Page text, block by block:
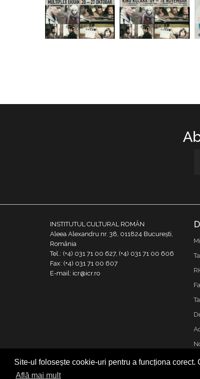
Site-ul folosește cookie-uri pentru a funcționa
Află mai mult
INSTITUTUL CULTURAL ROMÂN
Aleea Alexandru nr. 38, 011824 București,
România
Tel.: (+4) 031 71 00 627, (+4) 031 71 00 606
Fax: (+4) 031 71 00 607
E-mail: icr@icr.ro